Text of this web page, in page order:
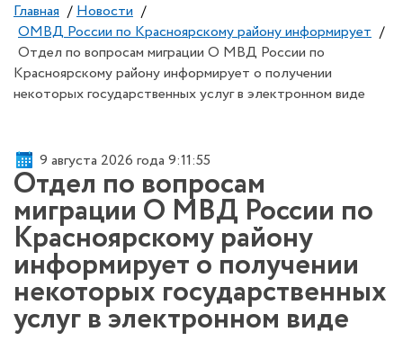
Главная / Новости /
ОМВД России по Красноярскому району информирует /
Отдел по вопросам миграции О МВД России по
Красноярскому району информирует о получении
некоторых государственных услуг в электронном виде
9 августа 2026 года 9:11:56
Отдел по вопросам
миграции О МВД России по
Красноярскому району
информирует о получении
некоторых государственных
услуг в электронном виде